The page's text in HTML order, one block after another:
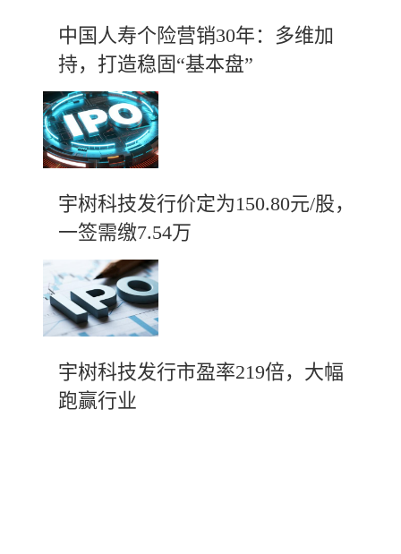
中国人寿个险营销30年：多维加
持，打造稳固“基本盘”
宇树科技发行价定为150.80元/股，
一签需缴7.54万
宇树科技发行市盈率219倍，大幅
跑赢行业